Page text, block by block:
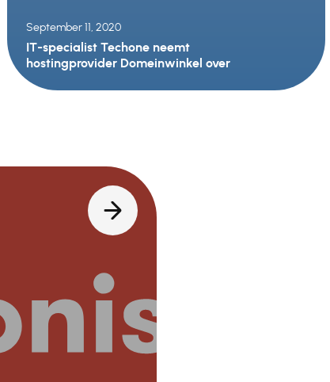
September 11, 2020
IT-specialist Techone neemt
hostingprovider Domeinwinkel over